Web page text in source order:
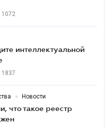
1072
интеллектуальной
1837
• Новости
что такое реестр